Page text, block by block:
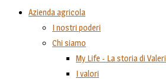
Azienda agricola
I nostri poderi
Chi siamo
My Life - La storia di
I valori